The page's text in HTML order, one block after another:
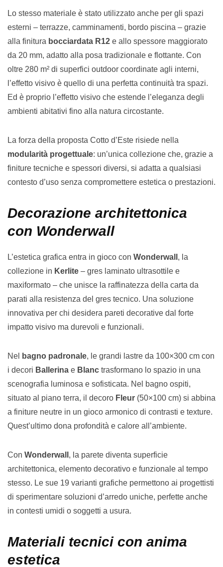
Lo stesso materiale è stato utilizzato anche per gli spazi
esterni – terrazze, camminamenti, bordo piscina – grazie
alla finitura bocciardata R12 e allo spessore maggiorato
da 20 mm, adatto alla posa tradizionale e flottante. Con
oltre 280 m² di superfici outdoor coordinate agli interni,
l’effetto visivo è quello di una perfetta continuità tra spazi.
Ed è proprio l’effetto visivo che estende l’eleganza degli
ambienti abitativi fino alla natura circostante.
La forza della proposta Cotto d’Este risiede nella
modularità progettuale: un’unica collezione che, grazie a
finiture tecniche e spessori diversi, si adatta a qualsiasi
contesto d’uso senza compromettere estetica o prestazioni.
Decorazione architettonica
con Wonderwall
L’estetica grafica entra in gioco con Wonderwall , la
collezione in Kerlite – gres laminato ultrasottile e
maxiformato – che unisce la raffinatezza della carta da
parati alla resistenza del gres tecnico. Una soluzione
innovativa per chi desidera pareti decorative dal forte
impatto visivo ma durevoli e funzionali.
Nel bagno padronale, le grandi lastre da 100×300 cm con
i decori Ballerina e Blanc trasformano lo spazio in una
scenografia luminosa e sofisticata. Nel bagno ospiti,
situato al piano terra, il decoro Fleur (50×100 cm) si abbina
a finiture neutre in un gioco armonico di contrasti e texture.
Quest’ultimo dona profondità e calore all’ambiente.
Con Wonderwall , la parete diventa superficie
architettonica, elemento decorativo e funzionale al tempo
stesso. Le sue 19 varianti grafiche permettono ai progettisti
di sperimentare soluzioni d’arredo uniche, perfette anche
in contesti umidi o soggetti a usura.
Materiali tecnici con anima
estetica